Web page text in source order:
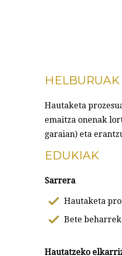
HELBURUAK
Hautaketa
emaitza onenak
garaian) eta
EDUKIAK
Sarrera
Hautaketa
Bete
Hautatzeko